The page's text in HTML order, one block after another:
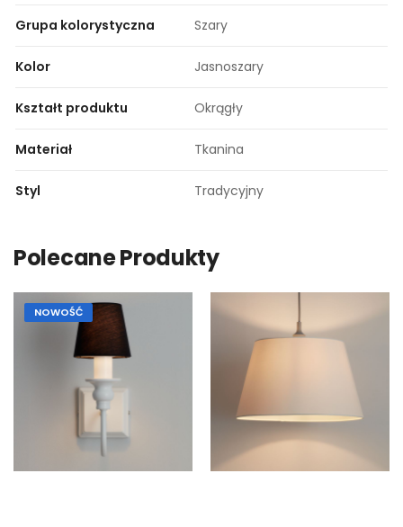
Grupa kolorystyczna Szary
Kolor Jasnoszary
Kształt produktu Okrągły
Materiał Tkanina
Styl Tradycyjny
Polecane Produkty
NOWOŚĆ